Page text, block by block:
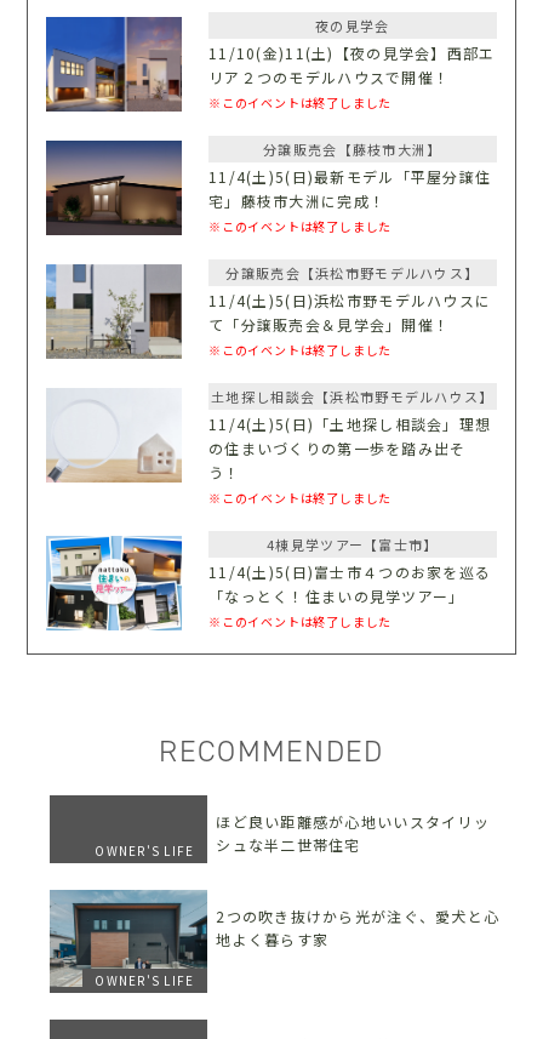
夜の見学会
11/10(金)11(土)【夜の見学会】西部エ
リア２つのモデルハウスで開催！
※このイベントは終了しました
分譲販売会【藤枝市大洲】
11/4(土)5(日)最新モデル「平屋分譲住
宅」藤枝市大洲に完成！
※このイベントは終了しました
分譲販売会【浜松市野モデルハウス】
11/4(土)5(日)浜松市野モデルハウスに
て「分譲販売会＆見学会」開催！
※このイベントは終了しました
土地探し相談会【浜松市野モデルハウス】
11/4(土)5(日)「土地探し相談会」理想
の住まいづくりの第一歩を踏み出そ
う！
※このイベントは終了しました
4棟見学ツアー【富士市】
11/4(土)5(日)富士市４つのお家を巡る
「なっとく！住まいの見学ツアー」
※このイベントは終了しました
RECOMMENDED
OWNER'S LIFE
ほど良い距離感が心地いいスタイリッ
シュな半二世帯住宅
OWNER'S LIFE
2つの吹き抜けから光が注ぐ、愛犬と心
地よく暮らす家